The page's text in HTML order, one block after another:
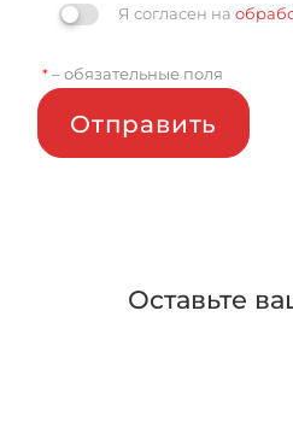
Я согласен на
Отправить
* – обязательные поля
Оставьте